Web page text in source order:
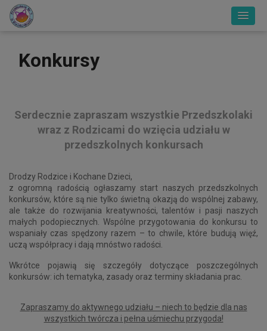
Konkursy
Serdecznie zapraszam wszystkie Przedszkolaki
wraz z Rodzicami do wzięcia udziału w
przedszkolnych konkursach
Drodzy Rodzice i Kochane Dzieci,
z ogromną radością ogłaszamy start naszych przedszkolnych
konkursów, które są nie tylko świetną okazją do wspólnej zabawy,
ale także do rozwijania kreatywności, talentów i pasji naszych
małych podopiecznych. Wspólne przygotowania do konkursu to
wspaniały czas spędzony razem – to chwile, które budują więź,
uczą współpracy i dają mnóstwo radości.
Wkrótce pojawią się szczegóły dotyczące poszczególnych
konkursów: ich tematyka, zasady oraz terminy składania prac.
Zapraszamy do aktywnego udziału – niech to będzie dla nas
wszystkich twórcza i pełna uśmiechu przygoda!